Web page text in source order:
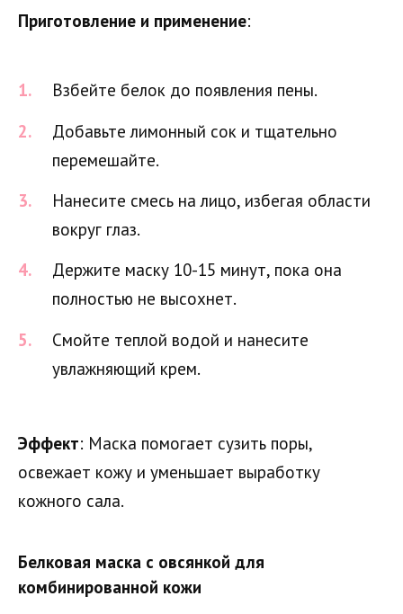
Приготовление и применение:
Взбейте белок до появления пены.
Добавьте лимонный сок и тщательно
перемешайте.
Нанесите смесь на лицо, избегая области
вокруг глаз.
Держите маску 10-15 минут, пока она
полностью не высохнет.
Смойте теплой водой и нанесите
увлажняющий крем.
Эффект: Маска помогает сузить поры,
освежает кожу и уменьшает выработку
кожного сала.
Белковая маска с овсянкой для
комбинированной кожи